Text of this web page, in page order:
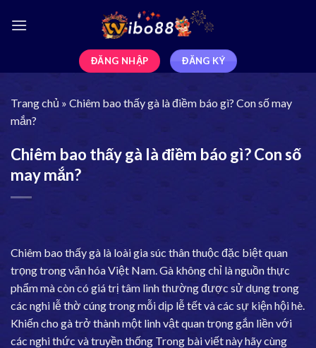
ĐĂNG NHẬP ĐĂNG KÝ
Trang chủ » Chiêm bao thấy gà là điềm báo gì? Con số may
mắn?
Chiêm bao thấy gà là điềm báo gì? Con số
may mắn?
Chiêm bao thấy gà là loài gia súc thân thuộc đặc biệt quan
trọng trong văn hóa Việt Nam. Gà không chỉ là nguồn thực
phẩm mà còn có giá trị tâm linh thường được sử dụng trong
các nghi lễ thờ cúng trong mỗi dịp lễ tết và các sự kiện hội hè.
Khiến cho gà trở thành một linh vật quan trọng gắn liền với
các nghi thức và truyền thống Trong bài viết này hãy cùng